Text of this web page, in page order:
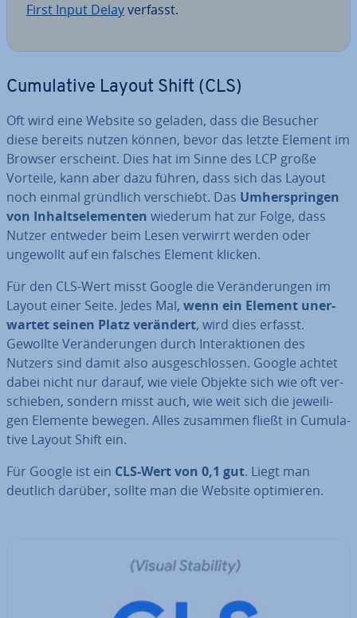
First Input Delayverfasst.
Cu­mu­la­ti­ve Layout Shift (CLS)
Oft wird eine Website so geladen, dass die Besucher
diese bereits nutzen können, bevor das letzte Element im
Browser erscheint. Dies hat im Sinne des LCP große
Vorteile, kann aber dazu führen, dass sich das Layout
noch einmal gründlich ver­schiebt. Das Um­her­sprin­gen
von In­halts­ele­men­ten wiederum hat zur Folge, dass
Nutzer entweder beim Lesen verwirrt werden oder
ungewollt auf ein falsches Element klicken.
Für den CLS-Wert misst Google die Ver­än­de­run­gen im
Layout einer Seite. Jedes Mal, wenn ein Element un­er­
war­tet seinen Platz verändert, wird dies erfasst.
Gewollte Ver­än­de­run­gen durch In­ter­ak­tio­nen des
Nutzers sind damit also aus­ge­schlos­sen. Google achtet
dabei nicht nur darauf, wie viele Objekte sich wie oft ver­
schie­ben, sondern misst auch, wie weit sich die je­wei­li­
gen Elemente bewegen. Alles zusammen fließt in Cu­mu­la­
ti­ve Layout Shift ein.
Für Google ist ein CLS-Wert von 0,1 gut. Liegt man
deutlich darüber, sollte man die Website op­ti­mie­ren.